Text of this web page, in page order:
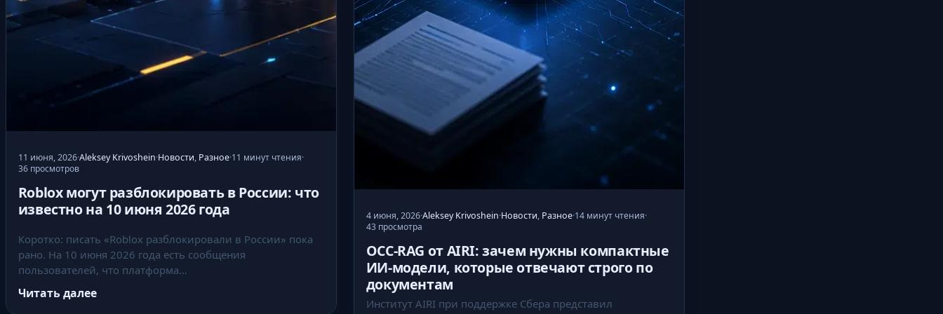
н
ь
м
н
о
г
о
д
м
и
н
е
ю
е
и
и
а
т
ь
с
11 июня, 2026·Aleksey Krivoshein·Новости, Разное·11 минут чтения·
36 просмотров
Roblox могут разблокировать в России: что
известно на 10 июня 2026 года
Коротко: писать «Roblox разблокировали в России» пока
рано. На 10 июня 2026 года есть сообщения
пользователей, что платформа…
Читать далее
4 июня, 2026·Aleksey Krivoshein·Новости, Разное·14 минут чтения·
43 просмотра
OCC-RAG от AIRI: зачем нужны компактные
ИИ-модели, которые отвечают строго по
документам
Институт AIRI при поддержке Сбера представил